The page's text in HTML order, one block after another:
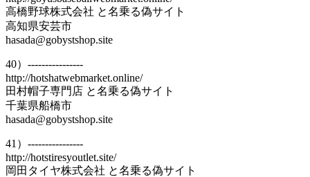
高橋野球株式会社 と名乗る偽サイト
高知県安芸市
hasada@gobystshop.site
40）----------------
http://hotshatwebmarket.online/
田村帽子専門店 と名乗る偽サイト
千葉県船橋市
hasada@gobystshop.site
41）----------------
http://hotstiresyoutlet.site/
岡田タイヤ株式会社 と名乗る偽サイト